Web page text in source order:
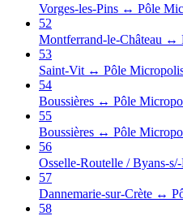
Vorges-les-Pins ↔ Pôle
52
Montferrand-le-Château ↔
53
Saint-Vit ↔ Pôle
54
Boussières ↔ Pôle
55
Boussières ↔ Pôle
56
Osselle-Routelle / Byans-
57
Dannemarie-sur-Crète ↔
58